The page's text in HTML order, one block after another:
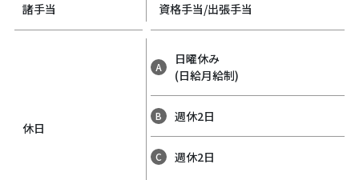
諸手当 資格手当/出張手当
休日
A
日曜休み
(日給月給制)
B 週休2日
C 週休2日